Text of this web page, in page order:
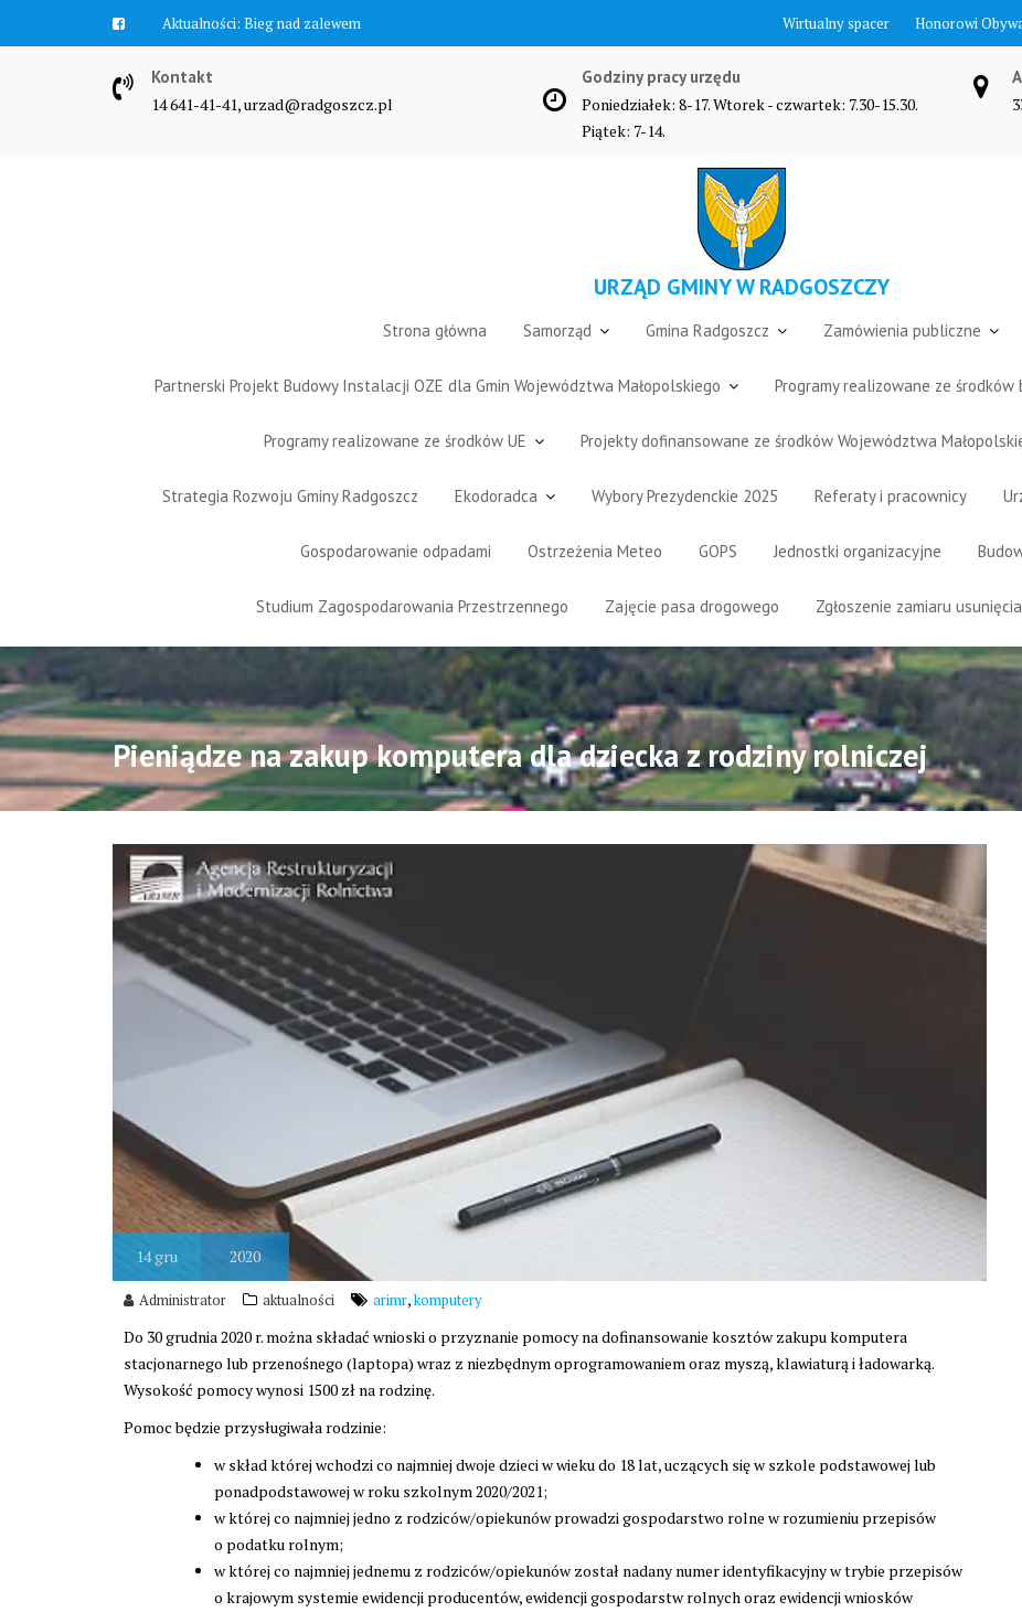
Aktualności: Bieg nad zalewem Wirtualny spacer Honorowi
Kontakt
14 641-41-41, urzad@radgoszcz.pl
Godziny pracy urzędu
Poniedziałek: 8-17. Wtorek - czwartek: 7.30-15.30.
Piątek: 7-14.
URZĄD GMINY W RADGOSZCZY
Strona główna Samorząd Gmina Radgoszcz Zamówienia publiczne
Partnerski Projekt Budowy Instalacji OZE dla Gmin Województwa Małopolskiego Programy realizowane ze
Programy realizowane ze środków UE Projekty dofinansowane ze środków Województwa
Strategia Rozwoju Gminy Radgoszcz Ekodoradca Wybory Prezydenckie 2025 Referaty i pracownicy
Gospodarowanie odpadami Ostrzeżenia Meteo GOPS Jednostki organizacyjne
Studium Zagospodarowania Przestrzennego Zajęcie pasa drogowego Zgłoszenie zamiaru
Pieniądze na zakup komputera dla dziecka z rodziny rolniczej
14gru 2020
Administrator aktualności arimr,komputery
Do 30 grudnia 2020 r. można składać wnioski o przyznanie pomocy na dofinansowanie kosztów zakupu komputera
stacjonarnego lub przenośnego (laptopa) wraz z niezbędnym oprogramowaniem oraz myszą, klawiaturą i ładowarką.
Wysokość pomocy wynosi 1500 zł na rodzinę.
Pomoc będzie przysługiwała rodzinie:
w skład której wchodzi co najmniej dwoje dzieci w wieku do 18 lat, uczących się w szkole podstawowej lub
ponadpodstawowej w roku szkolnym 2020/2021;
w której co najmniej jedno z rodziców/opiekunów prowadzi gospodarstwo rolne w rozumieniu przepisów
o podatku rolnym;
w której co najmniej jednemu z rodziców/opiekunów został nadany numer identyfikacyjny w trybie przepisów
o krajowym systemie ewidencji producentów, ewidencji gospodarstw rolnych oraz ewidencji wniosków